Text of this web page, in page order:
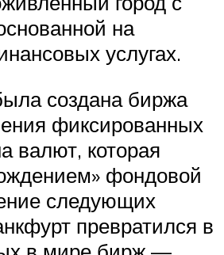
на
услугах.
создана биржа
фиксированных
валют, которая
фондовой
следующих
превратился в